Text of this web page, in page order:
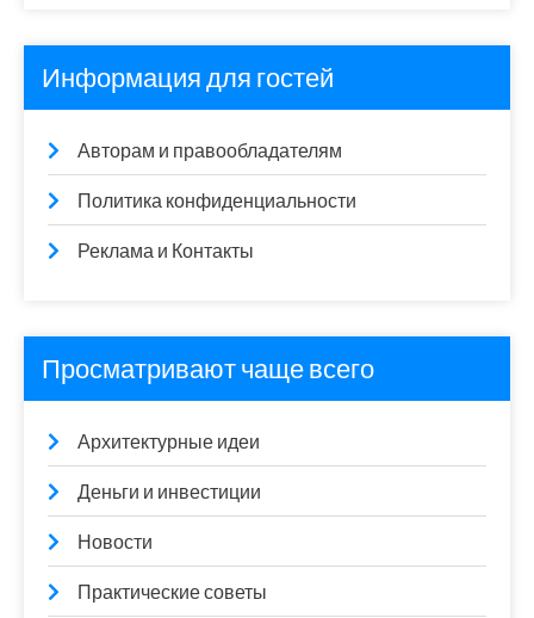
Информация для гостей
Авторам и правообладателям
Политика конфиденциальности
Реклама и Контакты
Просматривают чаще всего
Архитектурные идеи
Деньги и инвестиции
Новости
Практические советы